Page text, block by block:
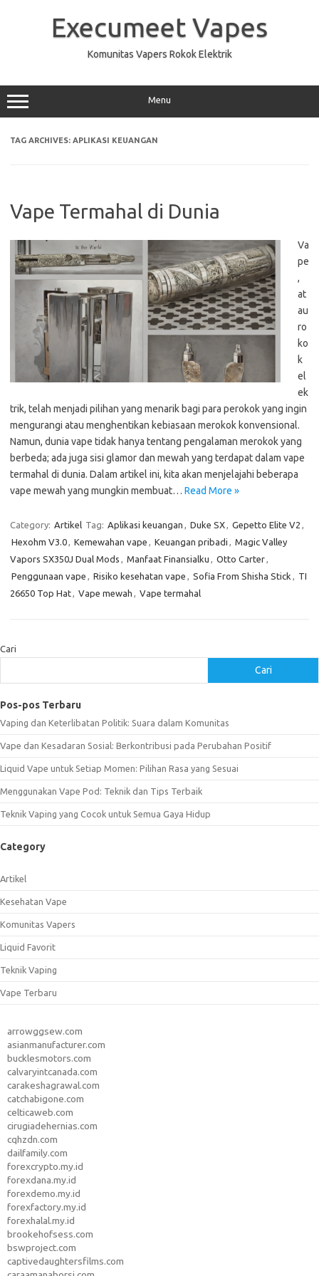
Execumeet Vapes
Komunitas Vapers Rokok Elektrik
Menu
TAG ARCHIVES: APLIKASI KEUANGAN
Vape Termahal di Dunia
Va
pe
,
at
au
ro
ko
k
el
ek
trik, telah menjadi pilihan yang menarik bagi para perokok yang ingin
mengurangi atau menghentikan kebiasaan merokok konvensional.
Namun, dunia vape tidak hanya tentang pengalaman merokok yang
berbeda; ada juga sisi glamor dan mewah yang terdapat dalam vape
termahal di dunia. Dalam artikel ini, kita akan menjelajahi beberapa
vape mewah yang mungkin membuat… Read More »
Category: Artikel Tag: Aplikasi keuangan , Duke SX, Gepetto Elite V2 ,
Hexohm V3.0, Kemewahan vape , Keuangan pribadi , Magic Valley
Vapors SX350J Dual Mods , Manfaat Finansialku , Otto Carter,
Penggunaan vape , Risiko kesehatan vape , Sofia From Shisha Stick , TI
26650 Top Hat, Vape mewah , Vape termahal
Cari
Cari
Pos-pos Terbaru
Vaping dan Keterlibatan Politik: Suara dalam Komunitas
Vape dan Kesadaran Sosial: Berkontribusi pada Perubahan Positif
Liquid Vape untuk Setiap Momen: Pilihan Rasa yang Sesuai
Menggunakan Vape Pod: Teknik dan Tips Terbaik
Teknik Vaping yang Cocok untuk Semua Gaya Hidup
Category
Artikel
Kesehatan Vape
Komunitas Vapers
Liquid Favorit
Teknik Vaping
Vape Terbaru
arrowggsew.com
asianmanufacturer.com
bucklesmotors.com
calvaryintcanada.com
carakeshagrawal.com
catchabigone.com
celticaweb.com
cirugiadehernias.com
cqhzdn.com
dailfamily.com
forexcrypto.my.id
forexdana.my.id
forexdemo.my.id
forexfactory.my.id
forexhalal.my.id
brookehofsess.com
bswproject.com
captivedaughtersfilms.com